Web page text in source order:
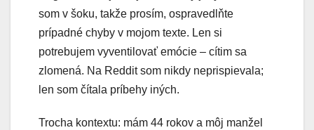
som v šoku, takže prosím, ospravedlňte
prípadné chyby v mojom texte. Len si
potrebujem vyventilovať emócie – cítim sa
zlomená. Na Reddit som nikdy neprispievala;
len som čítala príbehy iných.
Trocha kontextu: mám 44 rokov a môj manžel